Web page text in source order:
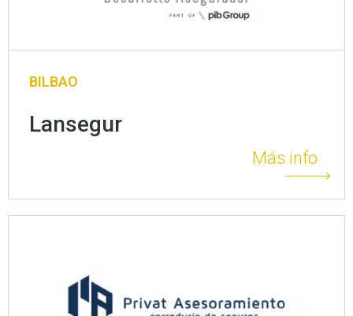
BILBAO
Lansegur
Más info